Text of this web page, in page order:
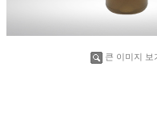
큰 이미지 보